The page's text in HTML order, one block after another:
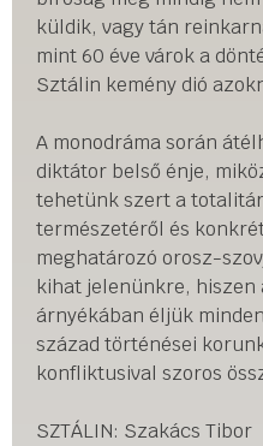
küldik, vagy tán
mint 60 éve várok a
Sztálin kemény dió
A monodráma során
diktátor belső énje,
tehetünk szert a
természetéről és
meghatározó orosz-
kihat jelenünkre,
árnyékában éljük
század történései
konfliktusival szoros
SZTÁLIN: Szakács Tibor